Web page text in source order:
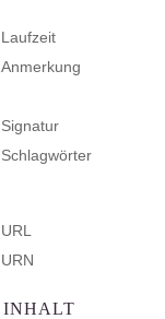
Laufzeit
Anmerkung
Signatur
Schlagwörter
URL
URN
INHALT